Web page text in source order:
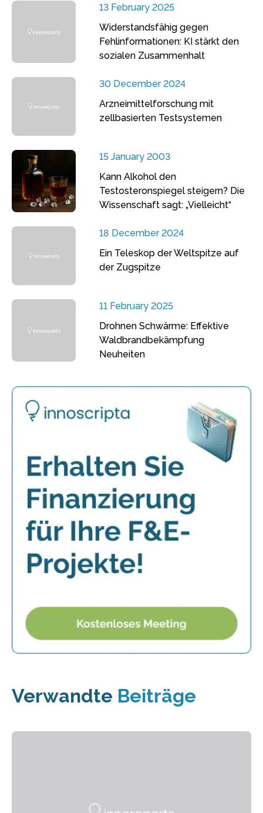
13 February 2025
Widerstandsfähig gegen
Fehlinformationen: KI stärkt den
sozialen Zusammenhalt
30 December 2024
Arzneimittelforschung mit
zellbasierten Testsystemen
15 January 2003
Kann Alkohol den
Testosteronspiegel steigern? Die
Wissenschaft sagt: „Vielleicht“
18 December 2024
Ein Teleskop der Weltspitze auf
der Zugspitze
11 February 2025
Drohnen Schwärme: Effektive
Waldbrandbekämpfung
Neuheiten
Verwandte Beiträge